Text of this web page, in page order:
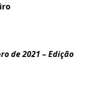
de 2021 – Edição